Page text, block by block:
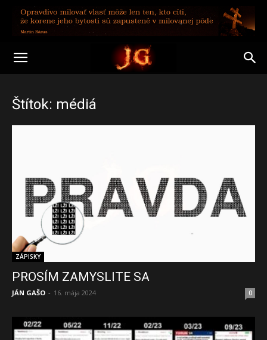
Štítok: médiá
ZÁPISKY
PROSÍM ZAMYSLITE SA
JÁN GAŠO - 16. mája 2024 0